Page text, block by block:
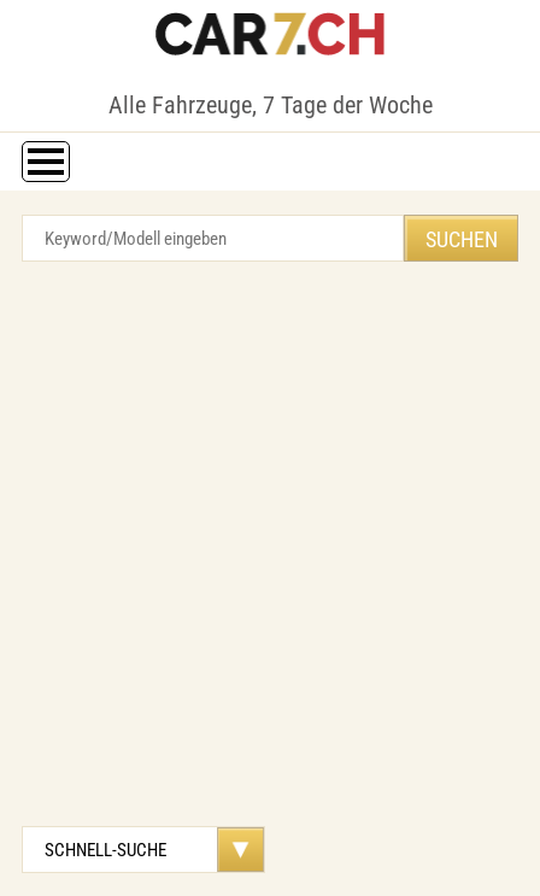
Alle Fahrzeuge, 7 Tage der Woche